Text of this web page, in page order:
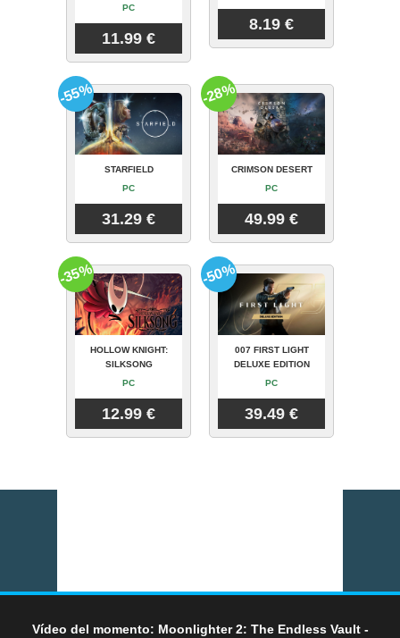
PC
11.99 €
8.19 €
STARFIELD
PC
31.29 €
-55%
CRIMSON DESERT
PC
49.99 €
-28%
HOLLOW KNIGHT:
SILKSONG
PC
12.99 €
-35%
007 FIRST LIGHT
DELUXE EDITION
PC
39.49 €
-50%
Vídeo del momento: Moonlighter 2: The Endless Vault -